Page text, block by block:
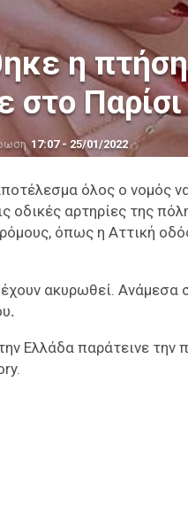
η πτήση
στο Παρίσι
17:07 - 25/01/2022
όλος ο νομός
αρτηρίες της
όπως η Αττική
έχουν ακυρωθεί. Ανάμεσα
.
Ελλάδα παράτεινε την